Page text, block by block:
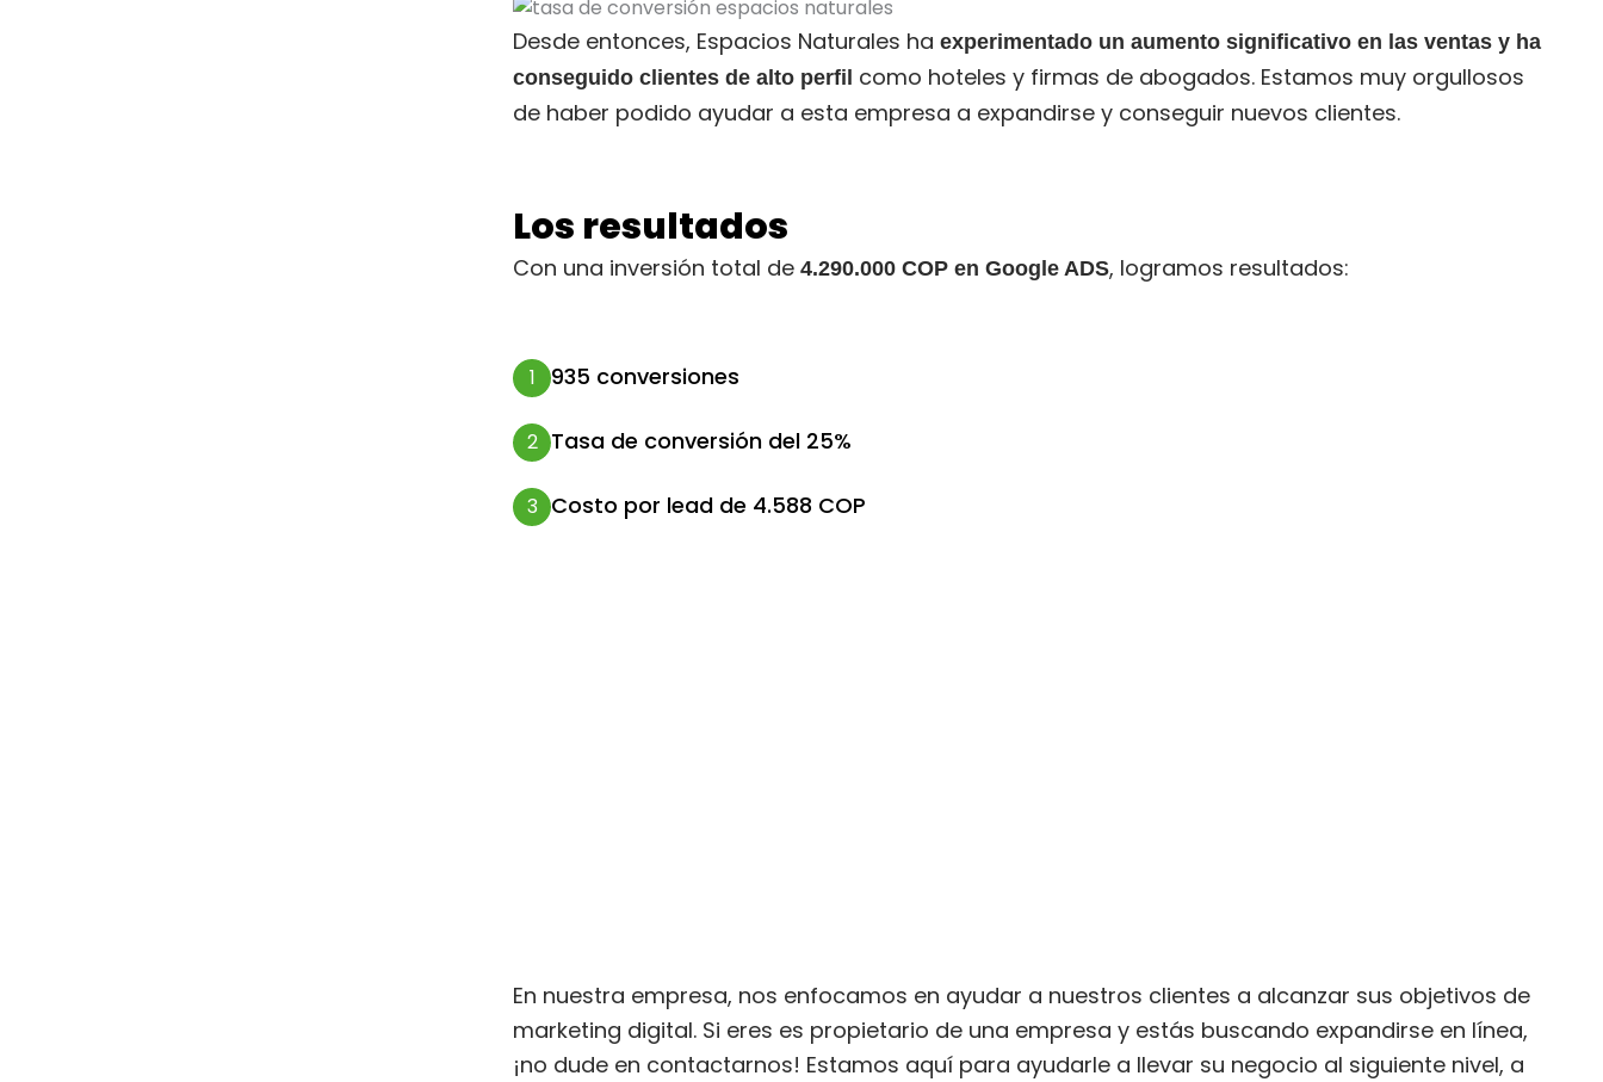
Desde entonces, Espacios Naturales ha experimentado un aumento significativo en las ventas y ha
conseguido clientes de alto perfil como hoteles y firmas de abogados. Estamos muy orgullosos
de haber podido ayudar a esta empresa a expandirse y conseguir nuevos clientes.
Los resultados
Con una inversión total de 4.290.000 COP en Google ADS, logramos resultados:
1 935 conversiones
2 Tasa de conversión del 25%
3 Costo por lead de 4.588 COP
En nuestra empresa, nos enfocamos en ayudar a nuestros clientes a alcanzar sus objetivos de
marketing digital. Si eres es propietario de una empresa y estás buscando expandirse en línea,
¡no dude en contactarnos! Estamos aquí para ayudarle a llevar su negocio al siguiente nivel, a